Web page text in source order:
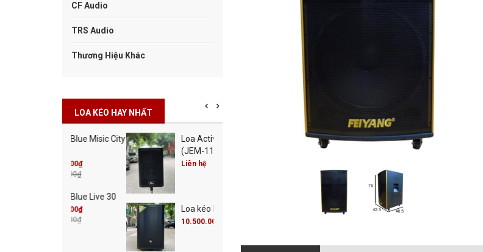
CF Audio
TRS Audio
Thương Hiệu Khác
LOA KÉO HAY NHẤT
Loa Active Blue J112
(JEM-112Power)
Liên hệ
Loa kéo Blue B3215
10.500.000₫